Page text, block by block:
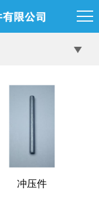
冲压件